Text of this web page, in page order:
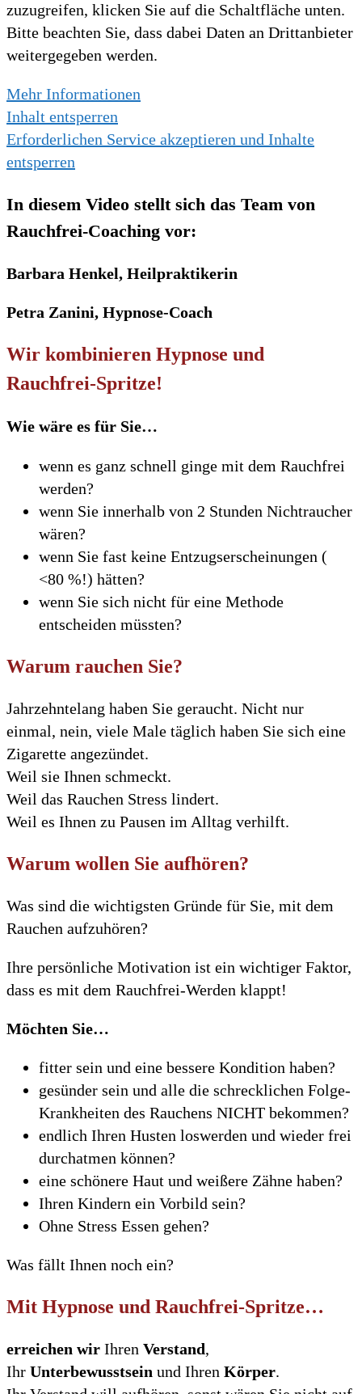
zuzugreifen, klicken Sie auf die Schaltfläche unten.
Bitte beachten Sie, dass dabei Daten an Drittanbieter
weitergegeben werden.
Mehr Informationen
Inhalt entsperren
Erforderlichen Service akzeptieren und Inhalte
entsperren
In diesem Video stellt sich das Team von
Rauchfrei-Coaching vor:
Barbara Henkel, Heilpraktikerin
Petra Zanini, Hypnose-Coach
Wir kombinieren Hypnose und
Rauchfrei-Spritze!
Wie wäre es für Sie…
wenn es ganz schnell ginge mit dem Rauchfrei
werden?
wenn Sie innerhalb von 2 Stunden Nichtraucher
wären?
wenn Sie fast keine Entzugserscheinungen (
<80 %!) hätten?
wenn Sie sich nicht für eine Methode
entscheiden müssten?
Warum rauchen Sie?
Jahrzehntelang haben Sie geraucht. Nicht nur
einmal, nein, viele Male täglich haben Sie sich eine
Zigarette angezündet.
Weil sie Ihnen schmeckt.
Weil das Rauchen Stress lindert.
Weil es Ihnen zu Pausen im Alltag verhilft.
Warum wollen Sie aufhören?
Was sind die wichtigsten Gründe für Sie, mit dem
Rauchen aufzuhören?
Ihre persönliche Motivation ist ein wichtiger Faktor,
dass es mit dem Rauchfrei-Werden klappt!
Möchten Sie…
fitter sein und eine bessere Kondition haben?
gesünder sein und alle die schrecklichen Folge-
Krankheiten des Rauchens NICHT bekommen?
endlich Ihren Husten loswerden und wieder frei
durchatmen können?
eine schönere Haut und weißere Zähne haben?
Ihren Kindern ein Vorbild sein?
Ohne Stress Essen gehen?
Was fällt Ihnen noch ein?
Mit Hypnose und Rauchfrei-Spritze…
erreichen wir Ihren Verstand,
Ihr Unterbewusstsein und Ihren Körper.